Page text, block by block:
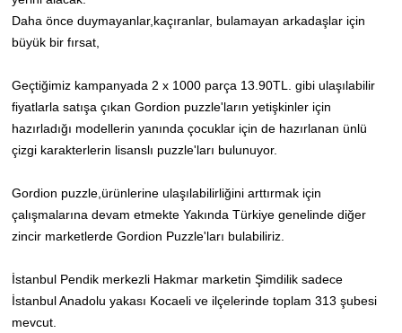
Daha önce duymayanlar,kaçıranlar, bulamayan arkadaşlar için
büyük bir fırsat,
Geçtiğimiz kampanyada 2 x 1000 parça 13.90TL. gibi ulaşılabilir
fiyatlarla satışa çıkan Gordion puzzle'ların yetişkinler için
hazırladığı modellerin yanında çocuklar için de hazırlanan ünlü
çizgi karakterlerin lisanslı puzzle'ları bulunuyor.
Gordion puzzle,ürünlerine ulaşılabilirliğini arttırmak için
çalışmalarına devam etmekte Yakında Türkiye genelinde diğer
zincir marketlerde Gordion Puzzle'ları bulabiliriz.
İstanbul Pendik merkezli Hakmar marketin Şimdilik sadece
İstanbul Anadolu yakası Kocaeli ve ilçelerinde toplam 313 şubesi
mevcut.